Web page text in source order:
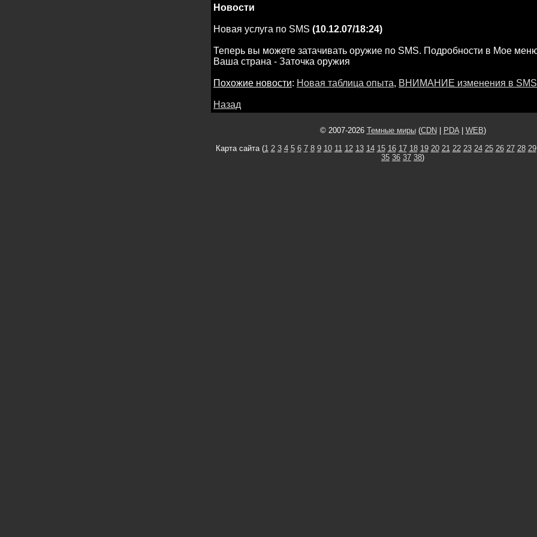
Новости
Новая услуга по SMS (10.12.07/18:24)
Теперь вы можете затачивать оружие по SMS. Подробности в Мое
Ваша страна - Заточка оружия
Похожие новости: Новая таблица опыта, ВНИМАНИЕ изменения в SMS
Назад
© 2007-2026 Темные миры(CDN PDA| WEB)
Карта сайта (1 2 3 4 5 6 7 8 9 10 11 12 13 14 15 16 17 18 19 20 21 22 23 24 25 26 27 28 29
35 36 37 38)